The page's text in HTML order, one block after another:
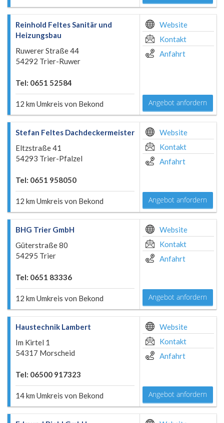
Reinhold Feltes Sanitär und
Heizungsbau
Ruwerer Straße 44
54292 Trier-Ruwer
Tel: 0651 52584
12 km Umkreis von Bekond
Website
Kontakt
Anfahrt
Angebot anfordern
Stefan Feltes Dachdeckermeister
Eltzstraße 41
54293 Trier-Pfalzel
Tel: 0651 958050
12 km Umkreis von Bekond
Website
Kontakt
Anfahrt
Angebot anfordern
BHG Trier GmbH
Güterstraße 80
54295 Trier
Tel: 0651 83336
12 km Umkreis von Bekond
Website
Kontakt
Anfahrt
Angebot anfordern
Haustechnik Lambert
Im Kirtel 1
54317 Morscheid
Tel: 06500 917323
14 km Umkreis von Bekond
Website
Kontakt
Anfahrt
Angebot anfordern